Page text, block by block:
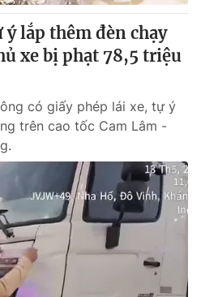
ý lắp thêm đèn chạy
xe bị phạt 78,5 triệu
có giấy phép lái xe, tự ý
trên cao tốc Cam Lâm -